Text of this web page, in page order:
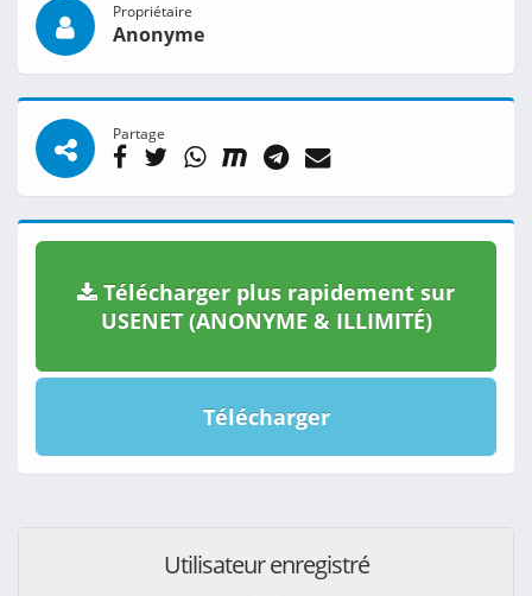
Propriétaire
Anonyme
Partage
Télécharger plus rapidement sur
USENET (ANONYME & ILLIMITÉ)
Télécharger
Utilisateur enregistré